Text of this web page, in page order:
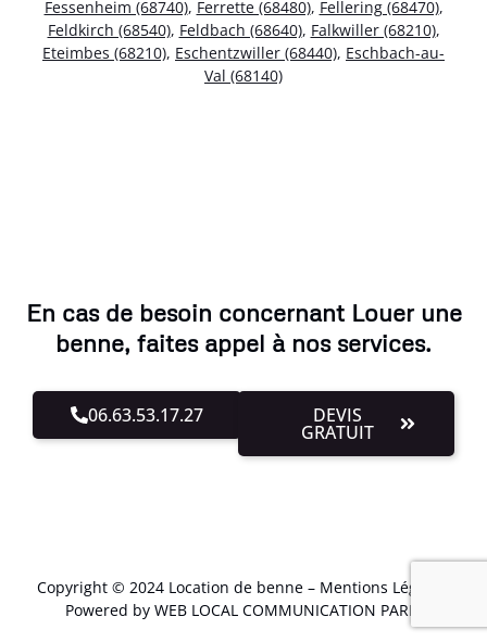
Fessenheim (68740), Ferrette (68480), Fellering (68470),
Feldkirch (68540), Feldbach (68640), Falkwiller (68210),
Eteimbes (68210), Eschentzwiller (68440), Eschbach-au-
Val (68140)
En cas de besoin concernant Louer une
benne, faites appel à nos services.
06.63.53.17.27 DEVIS
GRATUIT
Copyright © 2024 Location de benne – Mentions Légales
Powered by WEB LOCAL COMMUNICATION PARIS